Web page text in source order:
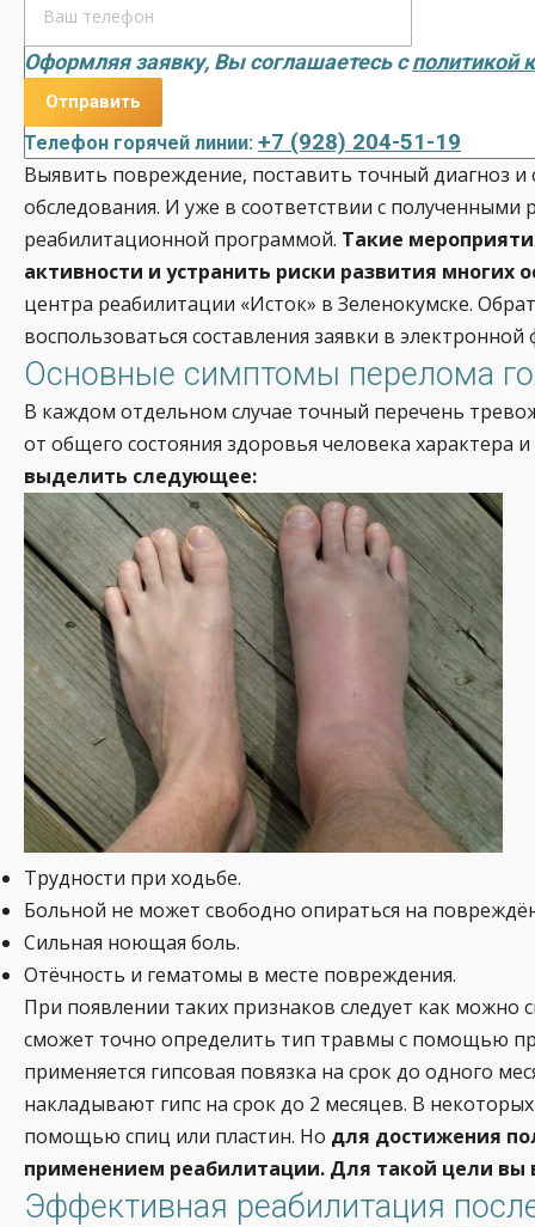
Оформляя заявку, Вы соглашаетесь сполитикой
Телефон горячей линии: +7 (928) 204-51-19
Выявить повреждение, поставить точный диагноз
обследования. И уже в соответствии с
реабилитационной программой. Такие
активности и устранить риски развития многих
центра реабилитации «Исток» в Зеленокумске.
воспользоваться составления заявки в
Основные симптомы перелома
В каждом отдельном случае точный перечень
от общего состояния здоровья человека характера
выделить следующее:
Трудности при ходьбе.
Больной не может свободно опираться на
Сильная ноющая боль.
Отёчность и гематомы в месте повреждения.
При появлении таких признаков следует как
сможет точно определить тип травмы с помощью
применяется гипсовая повязка на срок до одного
накладывают гипс на срок до 2 месяцев. В
помощью спиц или пластин. Но для достижения
применением реабилитации. Для такой цели
Эффективная реабилитация